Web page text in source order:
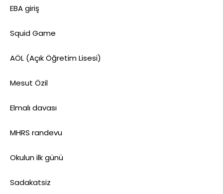
EBA giriş
Squid Game
AÖL (Açık Öğretim Lisesi)
Mesut Özil
Elmalı davası
MHRS randevu
Okulun ilk günü
Sadakatsiz